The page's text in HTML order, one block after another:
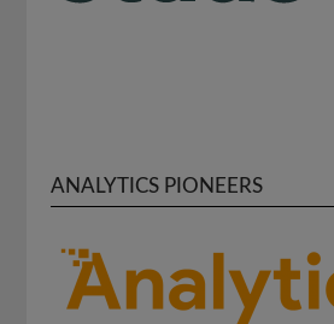
ANALYTICS PIONEERS